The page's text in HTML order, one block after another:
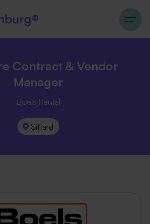
Contract & Vendor
Manager
Boels Rental
Sittard